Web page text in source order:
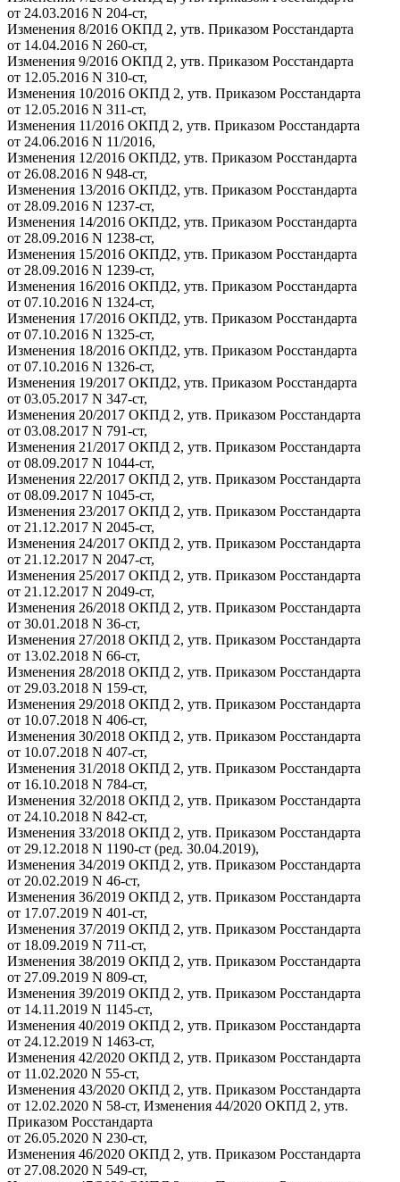
от 24.03.2016 N 204-ст,
Изменения 8/2016 ОКПД 2, утв. Приказом Росстандарта
от 14.04.2016 N 260-ст,
Изменения 9/2016 ОКПД 2, утв. Приказом Росстандарта
от 12.05.2016 N 310-ст,
Изменения 10/2016 ОКПД 2, утв. Приказом Росстандарта
от 12.05.2016 N 311-ст,
Изменения 11/2016 ОКПД 2, утв. Приказом Росстандарта
от 24.06.2016 N 11/2016,
Изменения 12/2016 ОКПД2, утв. Приказом Росстандарта
от 26.08.2016 N 948-ст,
Изменения 13/2016 ОКПД2, утв. Приказом Росстандарта
от 28.09.2016 N 1237-ст,
Изменения 14/2016 ОКПД2, утв. Приказом Росстандарта
от 28.09.2016 N 1238-ст,
Изменения 15/2016 ОКПД2, утв. Приказом Росстандарта
от 28.09.2016 N 1239-ст,
Изменения 16/2016 ОКПД2, утв. Приказом Росстандарта
от 07.10.2016 N 1324-ст,
Изменения 17/2016 ОКПД2, утв. Приказом Росстандарта
от 07.10.2016 N 1325-ст,
Изменения 18/2016 ОКПД2, утв. Приказом Росстандарта
от 07.10.2016 N 1326-ст,
Изменения 19/2017 ОКПД2, утв. Приказом Росстандарта
от 03.05.2017 N 347-ст,
Изменения 20/2017 ОКПД 2, утв. Приказом Росстандарта
от 03.08.2017 N 791-ст,
Изменения 21/2017 ОКПД 2, утв. Приказом Росстандарта
от 08.09.2017 N 1044-ст,
Изменения 22/2017 ОКПД 2, утв. Приказом Росстандарта
от 08.09.2017 N 1045-ст,
Изменения 23/2017 ОКПД 2, утв. Приказом Росстандарта
от 21.12.2017 N 2045-ст,
Изменения 24/2017 ОКПД 2, утв. Приказом Росстандарта
от 21.12.2017 N 2047-ст,
Изменения 25/2017 ОКПД 2, утв. Приказом Росстандарта
от 21.12.2017 N 2049-ст,
Изменения 26/2018 ОКПД 2, утв. Приказом Росстандарта
от 30.01.2018 N 36-ст,
Изменения 27/2018 ОКПД 2, утв. Приказом Росстандарта
от 13.02.2018 N 66-ст,
Изменения 28/2018 ОКПД 2, утв. Приказом Росстандарта
от 29.03.2018 N 159-ст,
Изменения 29/2018 ОКПД 2, утв. Приказом Росстандарта
от 10.07.2018 N 406-ст,
Изменения 30/2018 ОКПД 2, утв. Приказом Росстандарта
от 10.07.2018 N 407-ст,
Изменения 31/2018 ОКПД 2, утв. Приказом Росстандарта
от 16.10.2018 N 784-ст,
Изменения 32/2018 ОКПД 2, утв. Приказом Росстандарта
от 24.10.2018 N 842-ст,
Изменения 33/2018 ОКПД 2, утв. Приказом Росстандарта
от 29.12.2018 N 1190-ст (ред. 30.04.2019),
Изменения 34/2019 ОКПД 2, утв. Приказом Росстандарта
от 20.02.2019 N 46-ст,
Изменения 36/2019 ОКПД 2, утв. Приказом Росстандарта
от 17.07.2019 N 401-ст,
Изменения 37/2019 ОКПД 2, утв. Приказом Росстандарта
от 18.09.2019 N 711-ст,
Изменения 38/2019 ОКПД 2, утв. Приказом Росстандарта
от 27.09.2019 N 809-ст,
Изменения 39/2019 ОКПД 2, утв. Приказом Росстандарта
от 14.11.2019 N 1145-ст,
Изменения 40/2019 ОКПД 2, утв. Приказом Росстандарта
от 24.12.2019 N 1463-ст,
Изменения 42/2020 ОКПД 2, утв. Приказом Росстандарта
от 11.02.2020 N 55-ст,
Изменения 43/2020 ОКПД 2, утв. Приказом Росстандарта
от 12.02.2020 N 58-ст, Изменения 44/2020 ОКПД 2, утв.
Приказом Росстандарта
от 26.05.2020 N 230-ст,
Изменения 46/2020 ОКПД 2, утв. Приказом Росстандарта
от 27.08.2020 N 549-ст,